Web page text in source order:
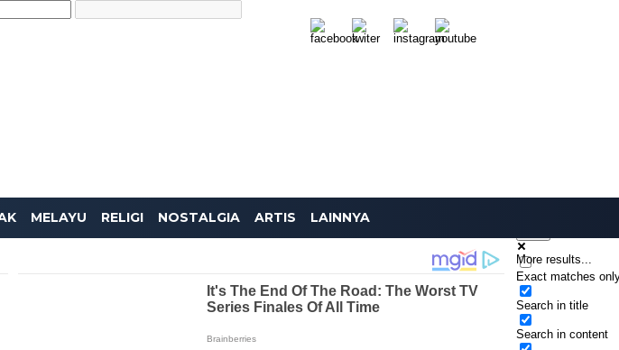
MELAYU RELIGI NOSTALGIA ARTIS LAINNYA
More results...
Exact matches
Search in title
Search in content